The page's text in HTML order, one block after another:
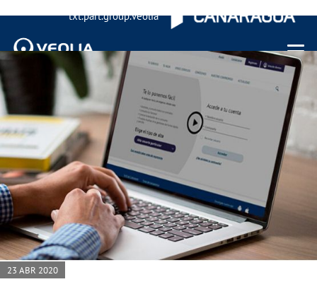
txt.part.group.veolia
Menu
23 ABR 2020